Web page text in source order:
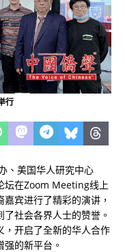
行
、美国华人研究中心
坛在Zoom Meeting线上
宾进行了精彩的演讲，
社会各界人士的赞誉。
，开启了全新的华人合作
的新平台。